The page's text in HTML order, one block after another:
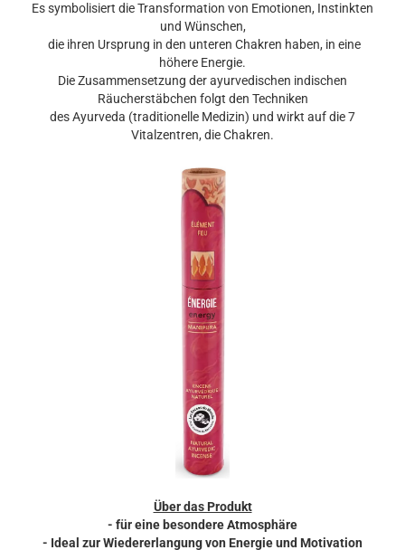
Es symbolisiert die Transformation von Emotionen, Instinkten
und Wünschen,
die ihren Ursprung in den unteren Chakren haben, in eine
höhere Energie.
Die Zusammensetzung der ayurvedischen indischen
Räucherstäbchen folgt den Techniken
des Ayurveda (traditionelle Medizin) und wirkt auf die 7
Vitalzentren, die Chakren.
Über das Produkt
- für eine besondere Atmosphäre
- Ideal zur Wiedererlangung von Energie und Motivation